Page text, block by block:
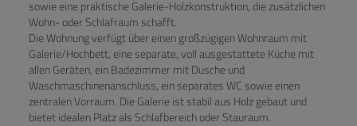
sowie eine praktische Galerie-Holzkonstruktion, die zusätzlichen
Wohn- oder Schlafraum schafft.
Die Wohnung verfügt über einen großzügigen Wohnraum mit
Galerie/Hochbett, eine separate, voll ausgestattete Küche mit
allen Geräten, ein Badezimmer mit Dusche und
Waschmaschinenanschluss, ein separates WC sowie einen
zentralen Vorraum. Die Galerie ist stabil aus Holz gebaut und
bietet idealen Platz als Schlafbereich oder Stauraum.